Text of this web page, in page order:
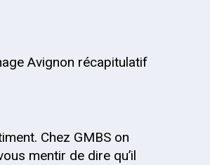
Avignon récapitulatif
Chez GMBS on
mentir de dire qu’il